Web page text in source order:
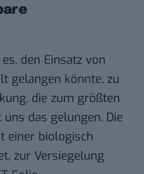
den Einsatz von
gelangen könnte, zu
die zum größten
das gelungen. Die
einer biologisch
zur Versiegelung